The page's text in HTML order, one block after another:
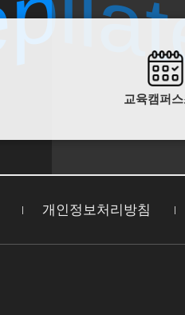
교육캠퍼
개인정보처리방침